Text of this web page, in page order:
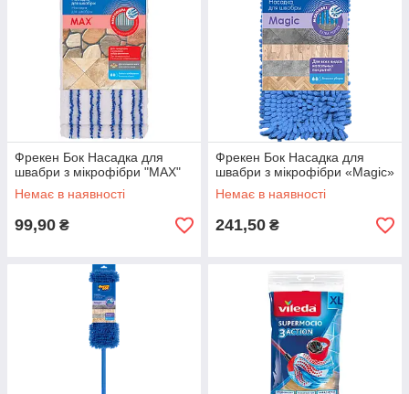
Фрекен Бок Насадка для
швабри з мікрофібри "MAX"
Немає в наявності
99,90 ₴
Фрекен Бок Насадка для
швабри з мікрофібри «Magic»
Немає в наявності
241,50 ₴